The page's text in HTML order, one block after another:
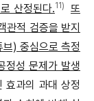
산정된다.11)
또
관적 검증을 받지
) 중심으로 측정
정성 문제가 발생
효과의 과대 상정